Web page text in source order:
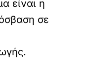
είναι η
σε